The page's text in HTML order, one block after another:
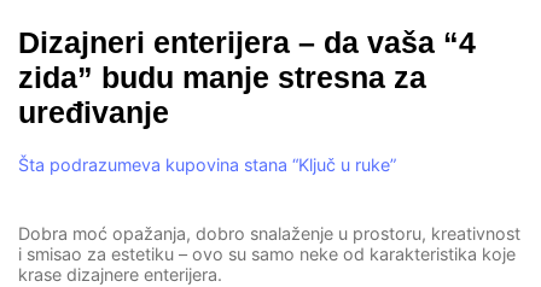
Dizajneri enterijera – da vaša “4
zida” budu manje stresna za
uređivanje
Šta podrazumeva kupovina stana “Ključ u ruke”
Dobra moć opažanja, dobro snalaženje u prostoru, kreativnost
i smisao za estetiku – ovo su samo neke od karakteristika koje
krase dizajnere enterijera.